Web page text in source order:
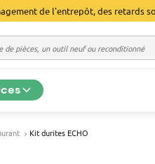
de l'entrepôt, des retards
Kit durites ECHO